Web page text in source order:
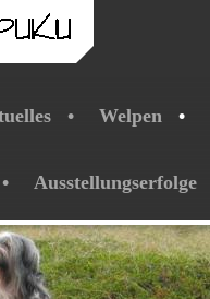
Welpen
Ausstellungserfolge